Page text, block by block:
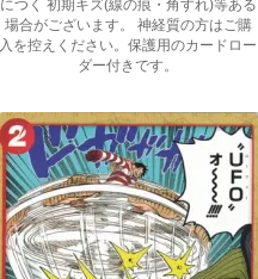
につく 初期キズ(線の痕・角すれ)等ある
場合がございます。 神経質の方はご購
入を控えください。保護用のカードロー
ダー付きです。